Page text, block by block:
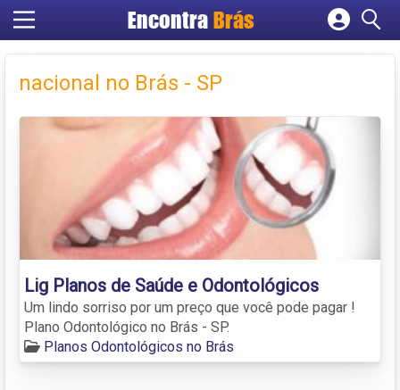
Encontra Brás
Cadastrar empresa
Criar conta
nacional no Brás - SP
Lig Planos de Saúde e Odontológicos
Um lindo sorriso por um preço que você pode pagar !
Plano Odontológico no Brás - SP.
Planos Odontológicos no Brás